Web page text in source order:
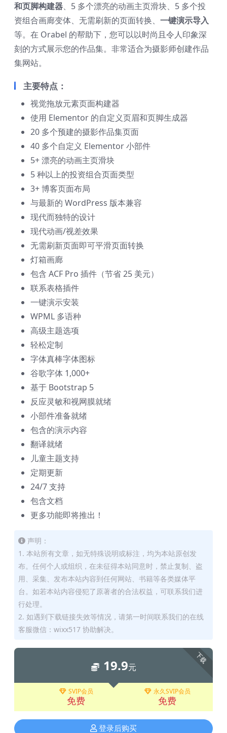
和页脚构建器、5 多个漂亮的动画主页滑块、5 多个投
资组合画廊变体、无需刷新的页面转换、 一键演示导入
等。在 Orabel 的帮助下，您可以以时尚且令人印象深
刻的方式展示您的作品集。非常适合为摄影师创建作品
集网站。
主要特点：
视觉拖放元素页面构建器
使用 Elementor 的自定义页眉和页脚生成器
20 多个预建的摄影作品集页面
40 多个自定义 Elementor 小部件
5+ 漂亮的动画主页滑块
5 种以上的投资组合页面类型
3+ 博客页面布局
与最新的 WordPress 版本兼容
现代而独特的设计
现代动画/视差效果
无需刷新页面即可平滑页面转换
灯箱画廊
包含 ACF Pro 插件（节省 25 美元）
联系表格插件
一键演示安装
WPML 多语种
高级主题选项
轻松定制
字体真棒字体图标
谷歌字体 1,000+
基于 Bootstrap 5
反应灵敏和视网膜就绪
小部件准备就绪
包含的演示内容
翻译就绪
儿童主题支持
定期更新
24/7 支持
包含文档
更多功能即将推出！
声明：
1. 本站所有文章，如无特殊说明或标注，均为本站原创发
布。任何个人或组织，在未征得本站同意时，禁止复制、盗
用、采集、发布本站内容到任何网站、书籍等各类媒体平
台。如若本站内容侵犯了原著者的合法权益，可联系我们进
行处理。
2. 如遇到下载链接失效等情况，请第一时间联系我们的在线
客服微信：wixx517 协助解决。
下载
19.9元
SVIP会员
免费
永久SVIP会员
免费
登录后购买